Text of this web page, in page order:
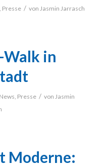
, Presse / von Jasmin Jarrasch
in
News, Presse / vonJasmin
Moderne: